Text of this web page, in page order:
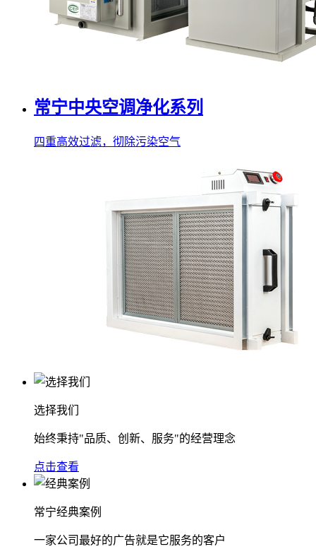
常宁中央空调净化系列
四重高效过滤，彻除污染空气
选择我们
始终秉持"品质、创新、服务"的经营理念
点击查看
常宁经典案例
一家公司最好的广告就是它服务的客户